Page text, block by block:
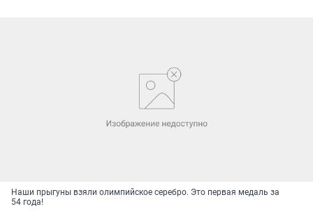
Наши прыгуны взяли олимпийское серебро. Это первая медаль за
54 года!